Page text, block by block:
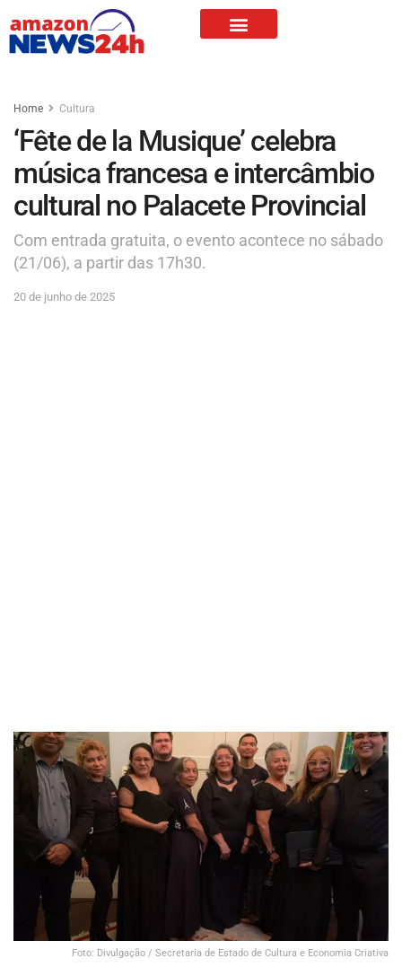
Home Cultura
‘Fête de la Musique’ celebra
música francesa e intercâmbio
cultural no Palacete Provincial
Com entrada gratuita, o evento acontece no sábado
(21/06), a partir das 17h30.
20 de junho de 2025
Foto: Divulgação / Secretaria de Estado de Cultura e Economia Criativa